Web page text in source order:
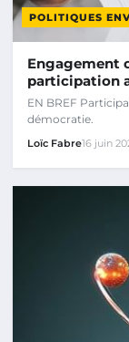
POLITIQUES
Engagement
participation
EN BREF
démocratie.
Loïc Fabre16 juin